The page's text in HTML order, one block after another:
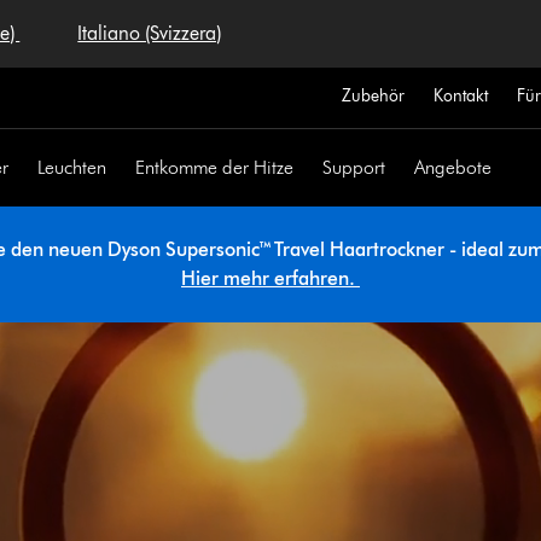
Italiano (Svizzera)
Zubehör Kontakt
Leuchten Entkomme der Hitze Support Angebote
den neuen Dyson Supersonic™ Travel Haartrockner - ideal
Hier mehr erfahren.